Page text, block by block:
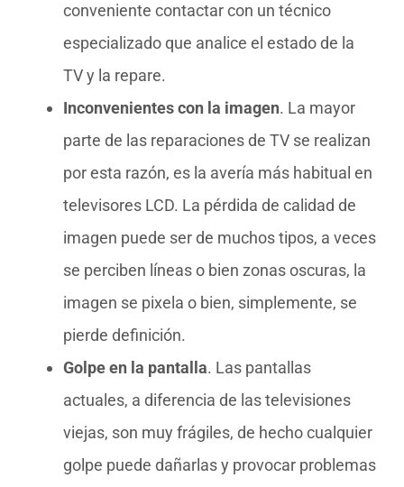
conveniente contactar con un técnico
especializado que analice el estado de la
TV y la repare.
Inconvenientes con la imagen. La mayor
parte de las reparaciones de TV se realizan
por esta razón, es la avería más habitual en
televisores LCD. La pérdida de calidad de
imagen puede ser de muchos tipos, a veces
se perciben líneas o bien zonas oscuras, la
imagen se pixela o bien, simplemente, se
pierde definición.
Golpe en la pantalla. Las pantallas
actuales, a diferencia de las televisiones
viejas, son muy frágiles, de hecho cualquier
golpe puede dañarlas y provocar problemas